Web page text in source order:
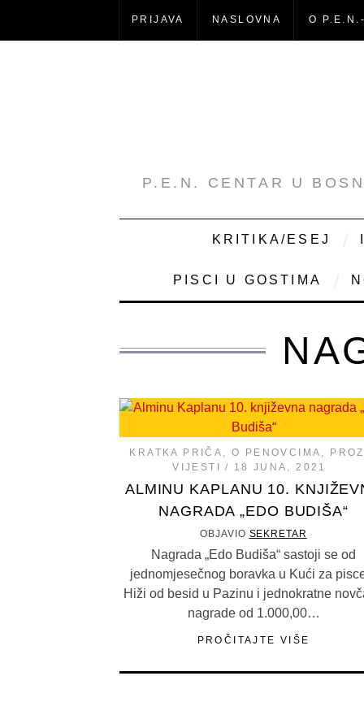
PRIJAVA NASLOVNA O
P.E.N. CENTAR U
KRITIKA/ESEJ
PISCI U GOSTIMA
KRATKA PRIČA , O PENOVCIMA ,
VIJESTI
18 JUNA, 2021
ALMINU KAPLANU 10.
NAGRADA „EDO BUDIŠA“
OBJAVIO SEKRETAR
Nagrada „Edo Budiša“ sastoji se od
jednomjesečnog boravka u Kući za
Hiži od besid u Pazinu i jednokratne
nagrade od 1.000,00…
PROČITAJTE VIŠE